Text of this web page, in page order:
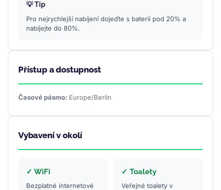
💡 Tip
Pro nejrychlejší nabíjení dojeďte s baterií pod 20% a
nabíjejte do 80%.
Přístup a dostupnost
Časové pásmo: Europe/Berlin
Vybavení v okolí
✓ WiFi
Bezplatné internetové
✓ Toalety
Veřejné toalety v